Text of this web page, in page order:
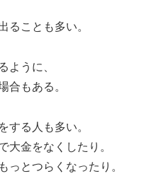
ることも多い。
ように、
合もある。
する人も多い。
大金をなくしたり。
っとつらくなったり。